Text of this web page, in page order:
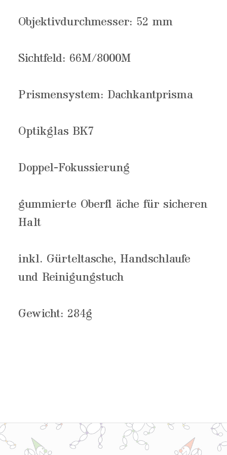
Objektivdurchmesser: 52 mm
Sichtfeld: 66M/8000M
Prismensystem: Dachkantprisma
Optikglas BK7
Doppel-Fokussierung
gummierte Oberfl äche für sicheren
Halt
inkl. Gürteltasche, Handschlaufe
und Reinigungstuch
Gewicht: 284g